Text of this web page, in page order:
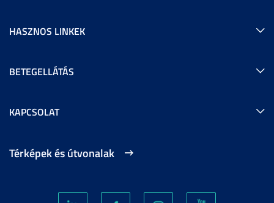
HASZNOS LINKEK
BETEGELLÁTÁS
KAPCSOLAT
Térképek és útvonalak